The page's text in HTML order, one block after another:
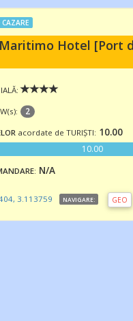
Hotel [Port
2
acordate de TURIȘTI: 10.00
10.00
: N/A
3.113759 NAVIGARE: GEO